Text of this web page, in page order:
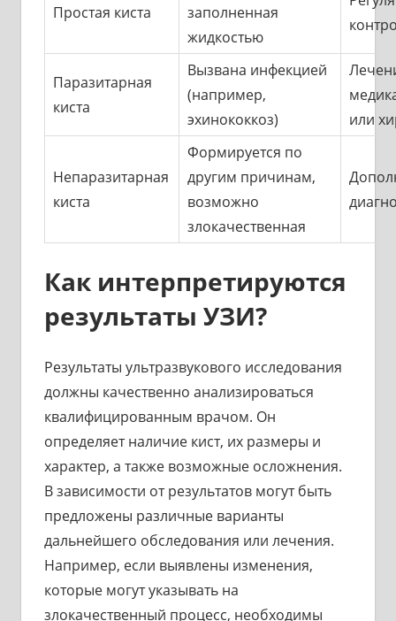
Простая киста
заполненная
жидкостью
Паразитарная
киста
Вызвана инфекцией
(например,
эхинококкоз)
или
Непаразитарная
киста
Формируется по
другим причинам,
возможно
злокачественная
Как интерпретируются
результаты УЗИ?
Результаты ультразвукового исследования
должны качественно анализироваться
квалифицированным врачом. Он
определяет наличие кист, их размеры и
характер, а также возможные осложнения.
В зависимости от результатов могут быть
предложены различные варианты
дальнейшего обследования или лечения.
Например, если выявлены изменения,
которые могут указывать на
злокачественный процесс, необходимы